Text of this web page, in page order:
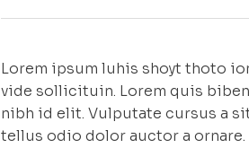
Lorem ipsum luhis shoyt thoto
vide sollicituin. Lorem quis
nibh id elit. Vulputate cursus a
tellus odio dolor auctor a